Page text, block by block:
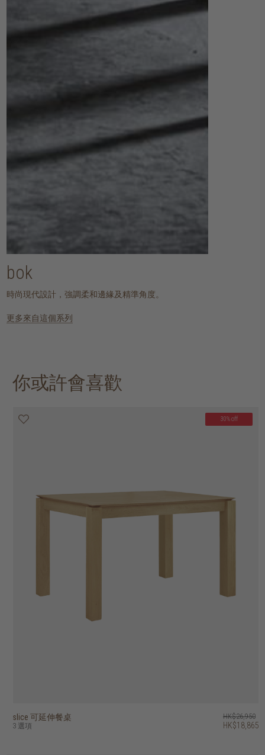
bok
時尚現代設計，強調柔和邊緣及精準角度。
更多來自這個系列
你或許會喜歡
30% off
slice 可延伸餐桌
3 選項
HK$26,950
HK$18,865
double 餐桌 - 可延伸
2 選項
HK$35,450